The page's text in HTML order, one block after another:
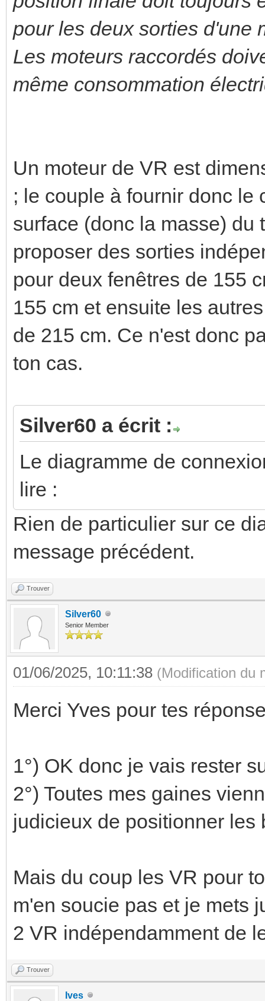
pour les deux sorties d'une
Les moteurs raccordés
même consommation
Un moteur de VR est
; le couple à fournir donc le
surface (donc la masse) du
proposer des sorties
pour deux fenêtres de 155
155 cm et ensuite les
de 215 cm. Ce n'est donc
ton cas.
Silver60 a écrit :
Le diagramme de
lire :
Rien de particulier sur ce
message précédent.
Trouver
Silver60
Senior Member
01/06/2025, 10:11:38 (Modification du
Merci Yves pour tes
1°) OK donc je vais rester
2°) Toutes mes gaines
judicieux de positionner
Mais du coup les VR pour
m'en soucie pas et je mets
2 VR indépendamment de
Trouver
Ives